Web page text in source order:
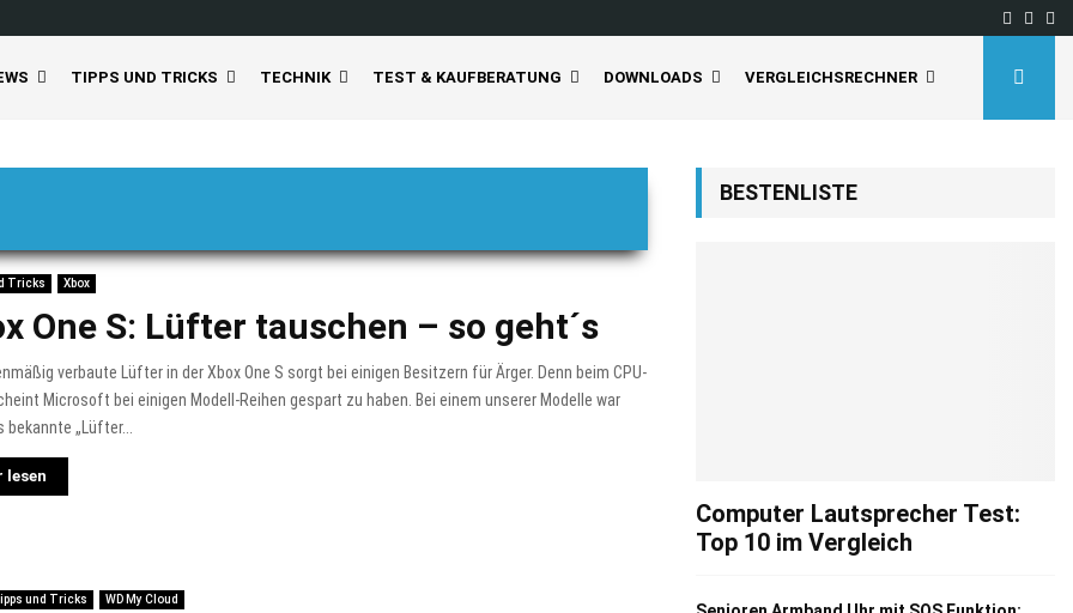
TIPPS UND TRICKS TECHNIK TEST & KAUFBERATUNG DOWNLOADS VERGLEICHSRECHNER
Tricks Xbox
One S: Lüfter tauschen – so geht´s
verbaute Lüfter in der Xbox One S sorgt bei einigen Besitzern für Ärger. Denn beim CPU-
Microsoft bei einigen Modell-Reihen gespart zu haben. Bei einem unserer Modelle war
bekannte „Lüfter...
lesen
und Tricks WD My Cloud
BESTENLISTE
Computer Lautsprecher Test:
Top 10 im Vergleich